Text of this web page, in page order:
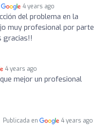
4 years ago
del problema en la
muy profesional por parte
gracias!!
4 years ago
mejor un profesional
Publicada en 4 years ago